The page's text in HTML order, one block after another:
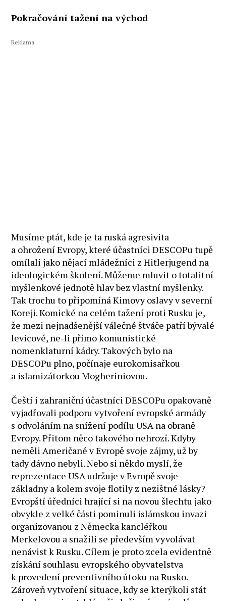
Pokračování tažení na východ
Reklama
Musíme ptát, kde je ta ruská agresivita
a ohrožení Evropy, které účastníci DESCOPu tupě
omílali jako nějací mládežníci z Hitlerjugend na
ideologickém školení. Můžeme mluvit o totalitní
myšlenkové jednotě hlav bez vlastní myšlenky.
Tak trochu to připomíná Kimovy oslavy v severní
Koreji. Komické na celém tažení proti Rusku je,
že mezi nejnadšenější válečné štváče patří bývalé
levicové, ne-li přímo komunistické
nomenklaturní kádry. Takových bylo na
DESCOPu plno, počínaje eurokomisařkou
a islamizátorkou Mogheriniovou.
Čeští i zahraniční účastníci DESCOPu opakovaně
vyjadřovali podporu vytvoření evropské armády
s odvoláním na snížení podílu USA na obraně
Evropy. Přitom něco takového nehrozí. Kdyby
neměli Američané v Evropě svoje zájmy, už by
tady dávno nebyli. Nebo si někdo myslí, že
reprezentace USA udržuje v Evropě svoje
základny a kolem svoje flotily z nezištné lásky?
Evropští úředníci hrající si na novou šlechtu jako
obvykle z velké části pominuli islámskou invazi
organizovanou z Německa kancléřkou
Merkelovou a snažili se především vyvolávat
nenávist k Rusku. Cílem je proto zcela evidentně
získání souhlasu evropského obyvatelstva
k provedení preventivního útoku na Rusko.
Zároveň vytvoření situace, kdy se kterýkoli stát